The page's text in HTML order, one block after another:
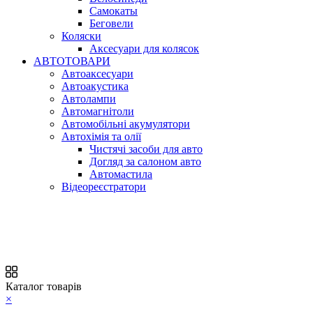
Самокаты
Беговели
Коляски
Аксесуари для колясок
АВТОТОВАРИ
Автоаксесуари
Автоакустика
Автолампи
Автомагнітоли
Автомобільні акумулятори
Автохімія та олії
Чистячі засоби для авто
Догляд за салоном авто
Автомастила
Відеореєстратори
Каталог товарів
×